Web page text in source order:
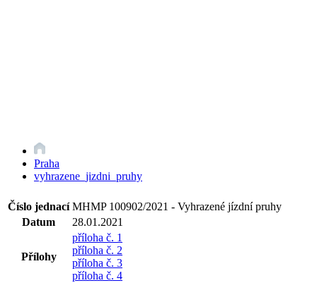
Praha
vyhrazene_jizdni_pruhy
Číslo jednací MHMP 100902/2021 - Vyhrazené jízdní pruhy
Datum
28.01.2021
Přílohy
příloha č. 1
příloha č. 2
příloha č. 3
příloha č. 4